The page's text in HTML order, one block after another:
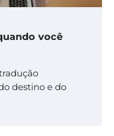
você
destino e do